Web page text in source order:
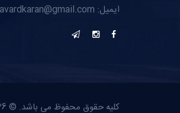
ایمیل: Anjoman.navardkaran@gmail.com
کلیه حقوق محفوظ می باشد. © 2026